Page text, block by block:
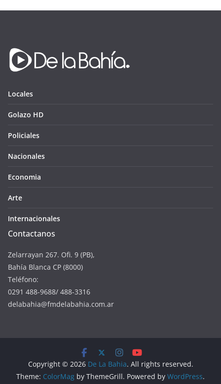
Locales
Golazo HD
Policiales
Nacionales
Economia
Arte
Internacionales
Contactanos
Zelarrayan 267. Ofi. 9 (PB),
Bahía Blanca CP (8000)
Teléfono:
0291 488-9688/ 488-3316
delabahia@fmdelabahia.com.ar
Copyright © 2026 De La Bahia. All rights reserved.
Theme: ColorMag by ThemeGrill. Powered by WordPress.